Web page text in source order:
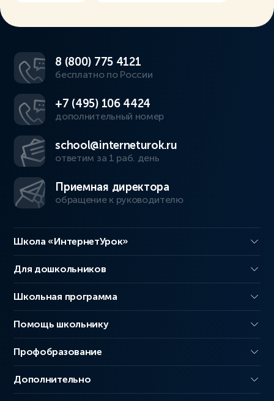
8 (800) 775 4121
бесплатно по России
+7 (495) 106 4424
дополнительный номер
school@interneturok.ru
ответим за 1 раб. день
Приемная директора
обращение к руководителю
Школа «ИнтернетУрок»
Для дошкольников
Школьная программа
Помощь школьнику
Профобразование
Дополнительно